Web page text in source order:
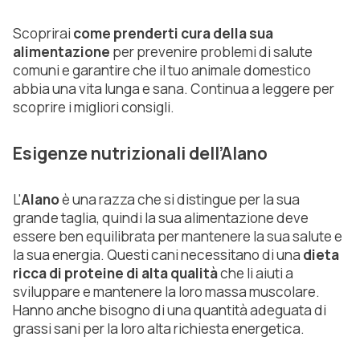
Scoprirai come prenderti cura della sua
alimentazione per prevenire problemi di salute
comuni e garantire che il tuo animale domestico
abbia una vita lunga e sana. Continua a leggere per
scoprire i migliori consigli.
Esigenze nutrizionali dell’Alano
L'Alanoè una razza che si distingue per la sua
grande taglia, quindi la sua alimentazione deve
essere ben equilibrata per mantenere la sua salute e
la sua energia. Questi cani necessitano di una dieta
ricca di proteine di alta qualitàche li aiuti a
sviluppare e mantenere la loro massa muscolare.
Hanno anche bisogno di una quantità adeguata di
grassi sani per la loro alta richiesta energetica.